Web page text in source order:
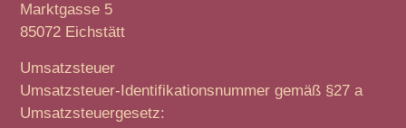
Marktgasse 5
85072 Eichstätt
Umsatzsteuer
Umsatzsteuer-Identifikationsnummer gemäß §27 a
Umsatzsteuergesetz: